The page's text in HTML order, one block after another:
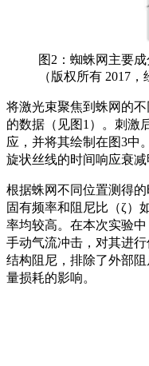
图2：蜘蛛网主要
（版权所有 2017
将激光束聚焦到蛛网的
的数据（见图1）。刺激
应，并将其绘制在图3中
旋状丝线的时间响应衰减
根据蛛网不同位置测得
固有频率和阻尼比（ζ）
率均较高。在本次实验
手动气流冲击，对其进
结构阻尼，排除了外部
量损耗的影响。